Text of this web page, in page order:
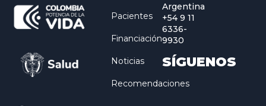
Pacientes
Financiación
Noticias
Recomendaciones
Argentina
+54 9 11
6336-
9930
SÍGUENOS